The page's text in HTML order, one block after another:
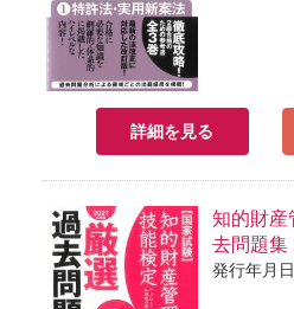
詳細を見る
知的財産
去問題集
発行年月